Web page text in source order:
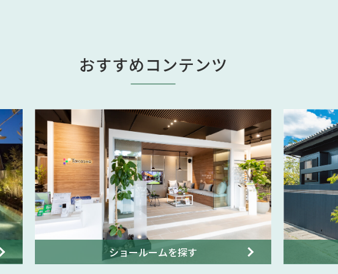
おすすめコンテンツ
ショールームを探す